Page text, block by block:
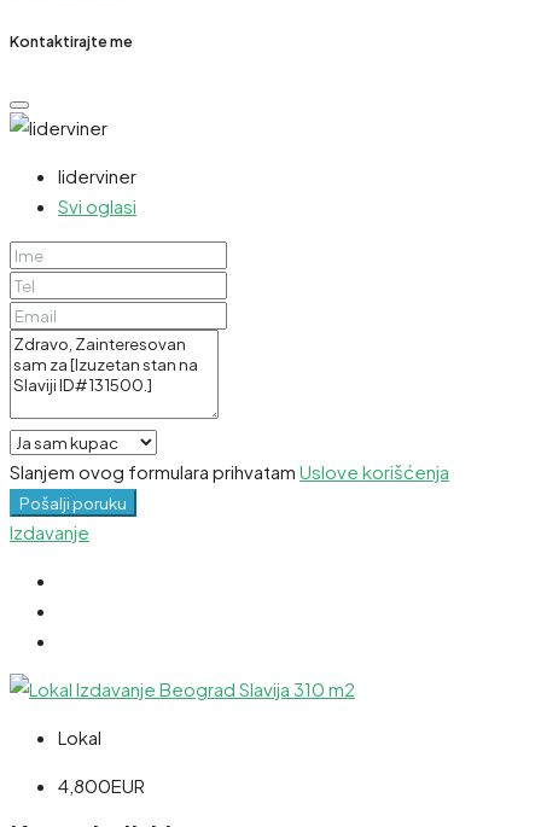
Kontaktirajte me
liderviner
Svi oglasi
Slanjem ovog formulara prihvatam Uslove korišćenja
Pošalji poruku
Izdavanje
Lokal
4,800EUR